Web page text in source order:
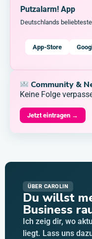
Putzalarm! App
Deutschlands
App-Store
Community &
Keine Folge
Jetzt eintragen →
ÜBER CAROLIN
Du willst
Business
Ich zeig dir, wo
liegt. Lass uns